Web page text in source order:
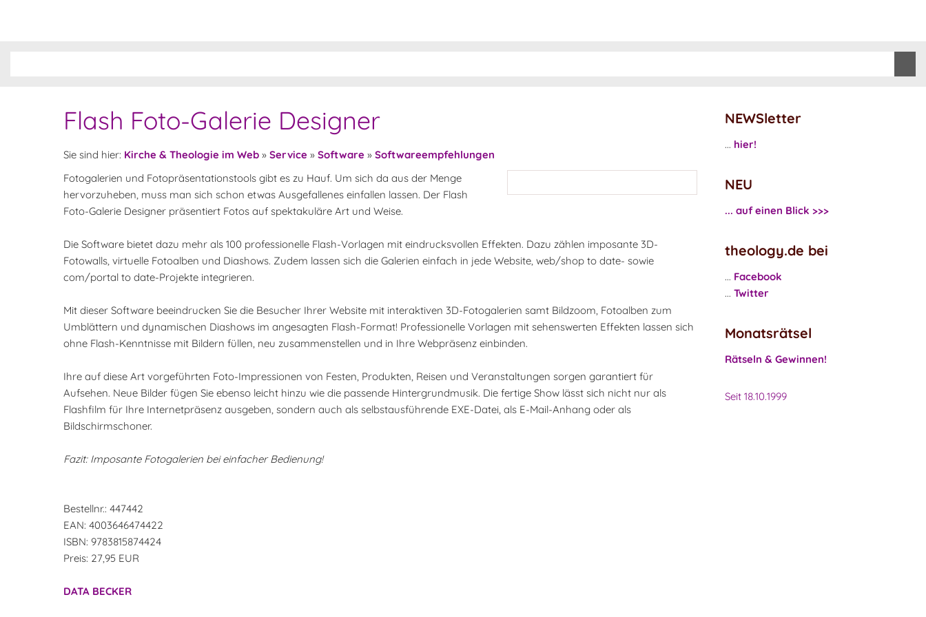
Flash Foto-Galerie Designer
Sie sind hier: Kirche & Theologie im Web » Service » Software » Softwareempfehlungen
Fotogalerien und Fotopräsentationstools gibt es zu Hauf. Um sich da aus der Menge
hervorzuheben, muss man sich schon etwas Ausgefallenes einfallen lassen. Der Flash
Foto-Galerie Designer präsentiert Fotos auf spektakuläre Art und Weise.
Die Software bietet dazu mehr als 100 professionelle Flash-Vorlagen mit eindrucksvollen Effekten. Dazu zählen imposante 3D-
Fotowalls, virtuelle Fotoalben und Diashows. Zudem lassen sich die Galerien einfach in jede Website, web/shop to date- sowie
com/portal to date-Projekte integrieren.
Mit dieser Software beeindrucken Sie die Besucher Ihrer Website mit interaktiven 3D-Fotogalerien samt Bildzoom, Fotoalben zum
Umblättern und dynamischen Diashows im angesagten Flash-Format! Professionelle Vorlagen mit sehenswerten Effekten lassen sich
ohne Flash-Kenntnisse mit Bildern füllen, neu zusammenstellen und in Ihre Webpräsenz einbinden.
Ihre auf diese Art vorgeführten Foto-Impressionen von Festen, Produkten, Reisen und Veranstaltungen sorgen garantiert für
Aufsehen. Neue Bilder fügen Sie ebenso leicht hinzu wie die passende Hintergrundmusik. Die fertige Show lässt sich nicht nur als
Flashfilm für Ihre Internetpräsenz ausgeben, sondern auch als selbstausführende EXE-Datei, als E-Mail-Anhang oder als
Bildschirmschoner.
Fazit: Imposante Fotogalerien bei einfacher Bedienung!
Bestellnr.: 447442
EAN: 4003646474422
ISBN: 9783815874424
Preis: 27,95 EUR
DATA BECKER
NEWSletter
... hier!
NEU
... auf einen Blick >>>
theology.de bei
... Facebook
... Twitter
Monatsrätsel
Rätseln & Gewinnen!
Seit 18.10.1999